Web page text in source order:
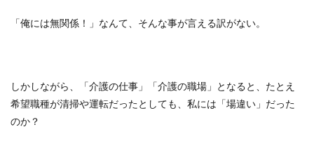
「俺には無関係！」なんて、そんな事が言える訳がない。
しかしながら、「介護の仕事」「介護の職場」となると、たとえ
希望職種が清掃や運転だったとしても、私には「場違い」だった
のか？